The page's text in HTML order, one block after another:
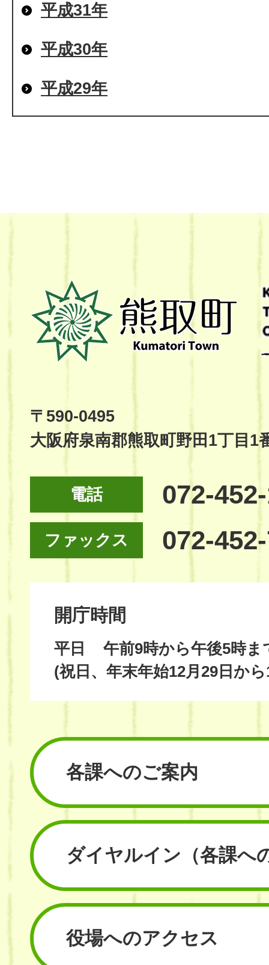
平成31年
平成30年
平成29年
熊
取
町
Kumatori
Site
〒590-0495
大阪府泉南郡熊取町野田1丁目1
電話 072-
ファックス 072-
開庁時間
平日
午前9時から午後5時ま
(祝日、年末年始12月29日か
各課へのご案内
ダイヤルイン （各課へ
役場へのアクセス